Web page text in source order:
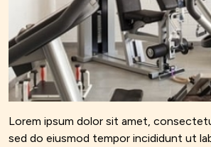
Lorem ipsum dolor sit amet,
sed do eiusmod tempor incididunt ut